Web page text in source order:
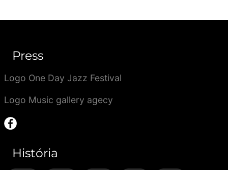
Press
Logo One Day Jazz Festival
Logo Music gallery agecy
História